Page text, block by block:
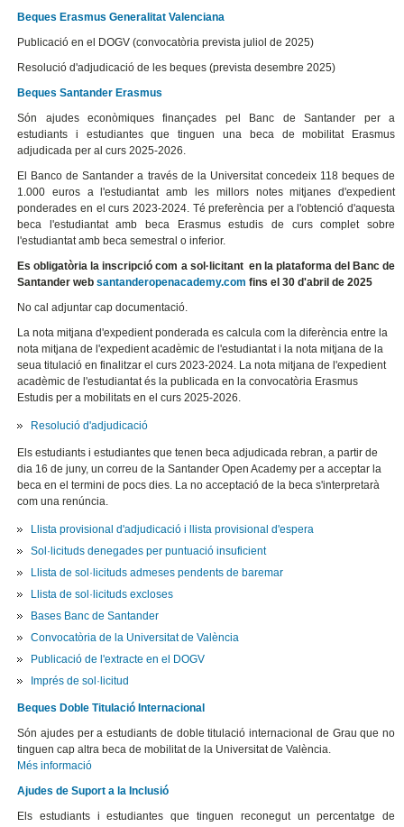
Beques Erasmus Generalitat Valenciana
Publicació en el DOGV (convocatòria prevista juliol de 2025)
Resolució d'adjudicació de les beques (prevista desembre 2025)
Beques Santander Erasmus
Són ajudes econòmiques finançades pel Banc de Santander per a
estudiants i estudiantes que tinguen una beca de mobilitat Erasmus
adjudicada per al curs 2025-2026.
El Banco de Santander a través de la Universitat concedeix 118 beques de
1.000 euros a l'estudiantat amb les millors notes mitjanes d'expedient
ponderades en el curs 2023-2024. Té preferència per a l'obtenció d'aquesta
beca l'estudiantat amb beca Erasmus estudis de curs complet sobre
l'estudiantat amb beca semestral o inferior.
Es obligatòria la inscripció com a sol·licitant en la plataforma del Banc de
Santander websantanderopenacademy.com fins el 30 d'abril de 2025
No cal adjuntar cap documentació.
La nota mitjana d'expedient ponderada es calcula com la diferència entre la
nota mitjana de l'expedient acadèmic de l'estudiantat i la nota mitjana de la
seua titulació en finalitzar el curs 2023-2024. La nota mitjana de l'expedient
acadèmic de l'estudiantat és la publicada en la convocatòria Erasmus
Estudis per a mobilitats en el curs 2025-2026.
Resolució d'adjudicació
Els estudiants i estudiantes que tenen beca adjudicada rebran, a partir de
dia 16 de juny, un correu de la Santander Open Academy per a acceptar la
beca en el termini de pocs dies. La no acceptació de la beca s'interpretarà
com una renúncia.
Llista provisional d'adjudicació i llista provisional d'espera
Sol·licituds denegades per puntuació insuficient
Llista de sol·licituds admeses pendents de baremar
Llista de sol·licituds excloses
Bases Banc de Santander
Convocatòria de la Universitat de València
Publicació de l'extracte en el DOGV
Imprés de sol·licitud
Beques Doble Titulació Internacional
Són ajudes per a estudiants de doble titulació internacional de Grau que no
tinguen cap altra beca de mobilitat de la Universitat de València.
Més informació
Ajudes de Suport a la Inclusió
Els estudiants i estudiantes que tinguen reconegut un percentatge de